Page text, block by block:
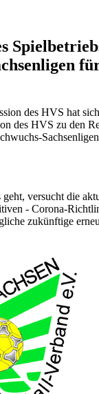
des HVS hat
des HVS zu den
versucht die
- Corona-
zukünftige